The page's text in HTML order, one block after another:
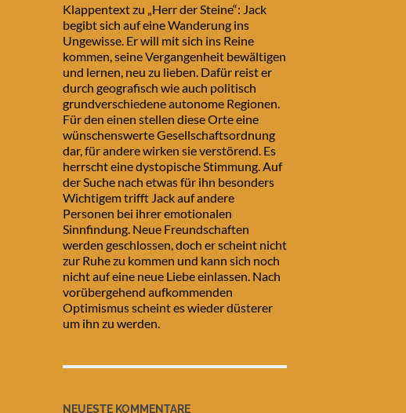
Klappentext zu „Herr der Steine“: Jack
begibt sich auf eine Wanderung ins
Ungewisse. Er will mit sich ins Reine
kommen, seine Vergangenheit bewältigen
und lernen, neu zu lieben. Dafür reist er
durch geografisch wie auch politisch
grundverschiedene autonome Regionen.
Für den einen stellen diese Orte eine
wünschenswerte Gesellschaftsordnung
dar, für andere wirken sie verstörend. Es
herrscht eine dystopische Stimmung. Auf
der Suche nach etwas für ihn besonders
Wichtigem trifft Jack auf andere
Personen bei ihrer emotionalen
Sinnfindung. Neue Freundschaften
werden geschlossen, doch er scheint nicht
zur Ruhe zu kommen und kann sich noch
nicht auf eine neue Liebe einlassen. Nach
vorübergehend aufkommenden
Optimismus scheint es wieder düsterer
um ihn zu werden.
NEUESTE KOMMENTARE